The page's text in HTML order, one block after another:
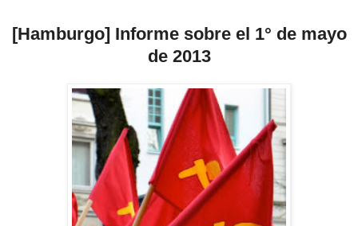
[Hamburgo] Informe sobre el 1° de mayo
de 2013